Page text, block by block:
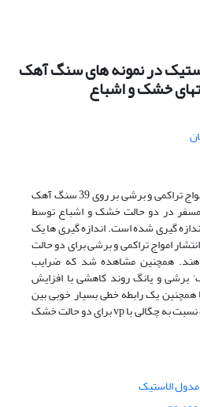
در نمونه های سنگ آهک
خشک و اشباع
در این مقاله سرعت انتشار امواج تراکمی و برشی بر روی 39 سنگ آهک
در دو حالت خشک و اشباع توسط
گیری شده است. اندازه گیری ها یک
امواج تراکمی و برشی برای دو حالت
همچنین مشاهده شد که ضرایب
برشی و یانگ روند کاهشی با افزایش
همچنین یک رابطه خطی بسیار خوبی بین
مدولهای الاستیک نرمال شده نسبت به چگالی با vp برای دو حالت خشک
مدول الاستیک